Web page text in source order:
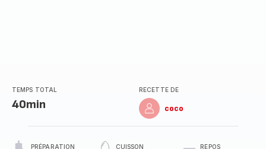
TEMPS TOTAL
40min
RECETTE DE
coco
PRÉPARATION CUISSON REPOS